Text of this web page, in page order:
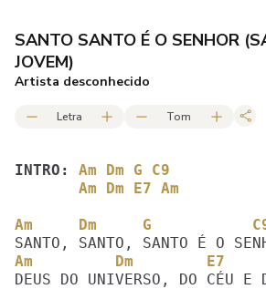
SANTO SANTO É O SENHOR
JOVEM)
Artista desconhecido
Letra Tom
INTRO: Am Dm G C9
Am Dm E7 Am
Am     Dm     G
Am         Dm        E7
DEUS DO UNIVERSO, DO CÉU